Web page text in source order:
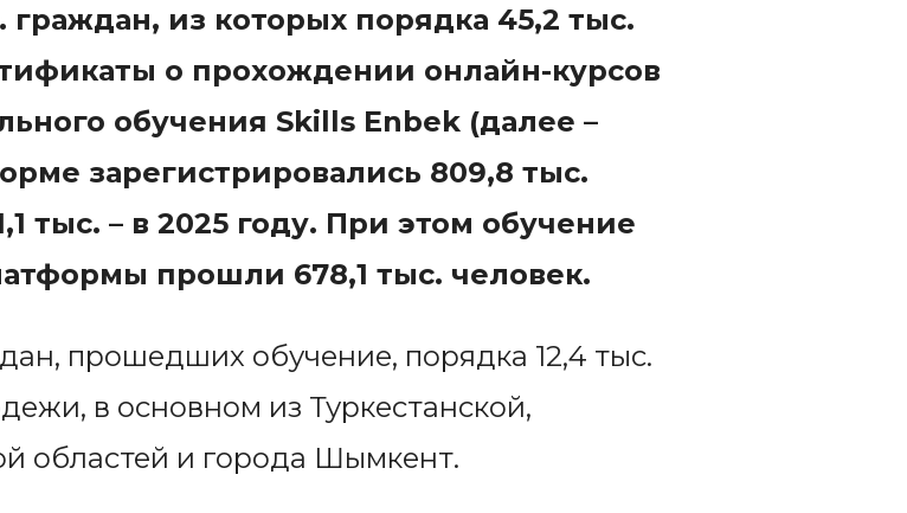
граждан, из которых порядка 45,2 тыс.
о прохождении онлайн-курсов
обучения Skills Enbek (далее –
зарегистрировались 809,8 тыс.
,1 тыс. – в 2025 году. При этом обучение
прошли 678,1 тыс. человек.
прошедших обучение, порядка 12,4 тыс.
в основном из Туркестанской,
областей и города Шымкент.